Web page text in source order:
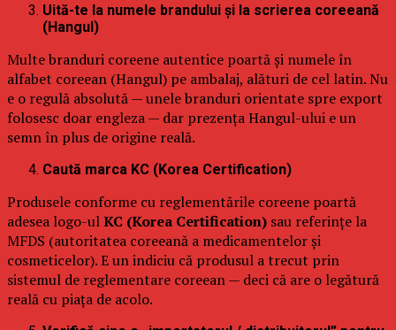
Uită-te la numele brandului și la scrierea coreeană
(Hangul)
Multe branduri coreene autentice poartă și numele în
alfabet coreean (Hangul) pe ambalaj, alături de cel latin. Nu
e o regulă absolută — unele branduri orientate spre export
folosesc doar engleza — dar prezența Hangul-ului e un
semn în plus de origine reală.
Caută marca KC (Korea Certification)
Produsele conforme cu reglementările coreene poartă
adesea logo-ulKC (Korea Certification) sau referințe la
MFDS (autoritatea coreeană a medicamentelor și
cosmeticelor). E un indiciu că produsul a trecut prin
sistemul de reglementare coreean — deci că are o legătură
reală cu piața de acolo.